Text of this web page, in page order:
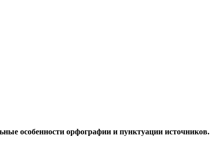
особенности орфографии и пунктуации источников.